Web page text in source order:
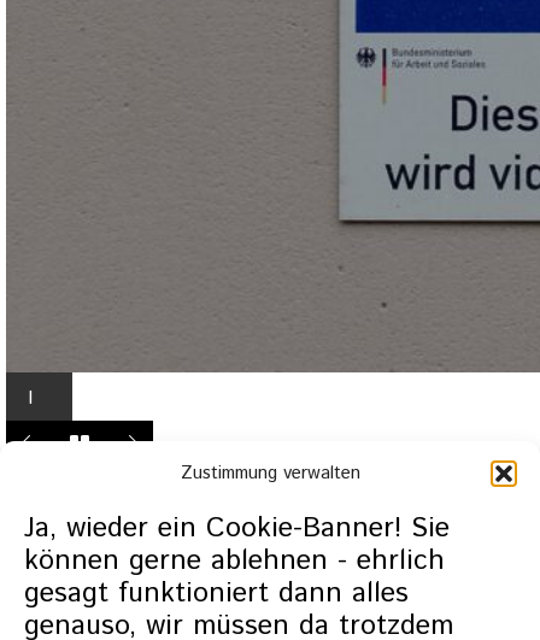
Zustimmung verwalten
Ja, wieder ein Cookie-Banner! Sie
können gerne ablehnen - ehrlich
gesagt funktioniert dann alles
genauso, wir müssen da trotzdem
I
n
g
h
t
b
o